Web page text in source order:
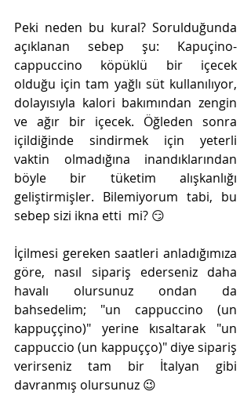
Peki neden bu kural? Sorulduğunda
açıklanan sebep şu: Kapuçino-
cappuccino köpüklü bir içecek
olduğu için tam yağlı süt kullanılıyor,
dolayısıyla kalori bakımından zengin
ve ağır bir içecek. Öğleden sonra
içildiğinde sindirmek için yeterli
vaktin olmadığına inandıklarından
böyle bir tüketim alışkanlığı
geliştirmişler. Bilemiyorum tabi, bu
sebep sizi ikna etti  mi? 😏
İçilmesi gereken saatleri anladığımıza
göre, nasıl sipariş ederseniz daha
havalı olursunuz ondan da
bahsedelim; "un cappuccino (un
kappuççino)" yerine kısaltarak "un
cappuccio (un kappuçço)" diye sipariş
verirseniz tam bir İtalyan gibi
davranmış olursunuz 😉